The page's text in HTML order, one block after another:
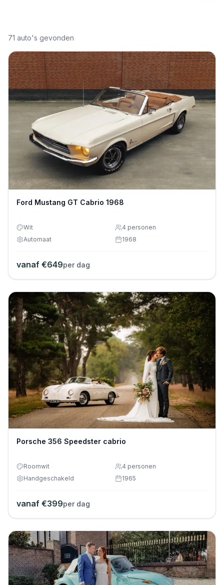
71 auto's gevonden
Ford Mustang GT Cabrio 1968
Wit 4 personen
Automaat
1968
vanaf €649per dag
Porsche 356 Speedster cabrio
Roomwit 4 personen
Handgeschakeld
1965
vanaf €399per dag